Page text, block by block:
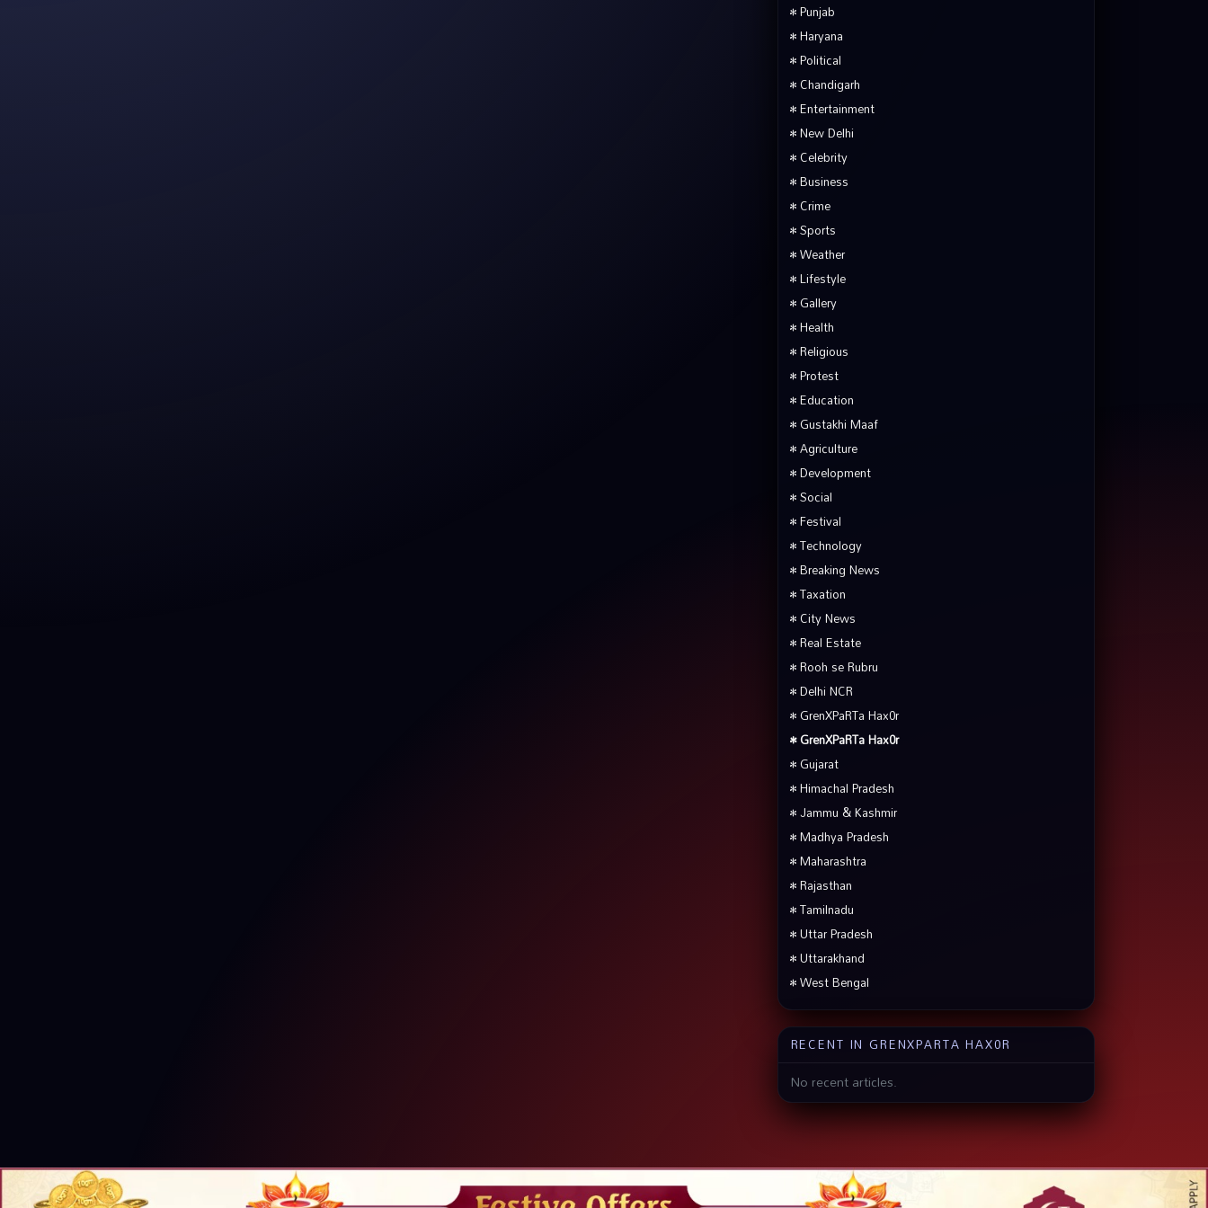
• Punjab
• Haryana
• Political
• Chandigarh
• Entertainment
• New Delhi
• Celebrity
• Business
• Crime
• Sports
• Weather
• Lifestyle
• Gallery
• Health
• Religious
• Protest
• Education
• Gustakhi Maaf
• Agriculture
• Development
• Social
• Festival
• Technology
• Breaking News
• Taxation
• City News
• Real Estate
• Rooh se Rubru
• Delhi NCR
• GrenXPaRTa Hax0r
• GrenXPaRTa Hax0r
• Gujarat
• Himachal Pradesh
• Jammu & Kashmir
• Madhya Pradesh
• Maharashtra
• Rajasthan
• Tamilnadu
• Uttar Pradesh
• Uttarakhand
• West Bengal
RECENT IN GRENXPARTA HAX0R
No recent articles.